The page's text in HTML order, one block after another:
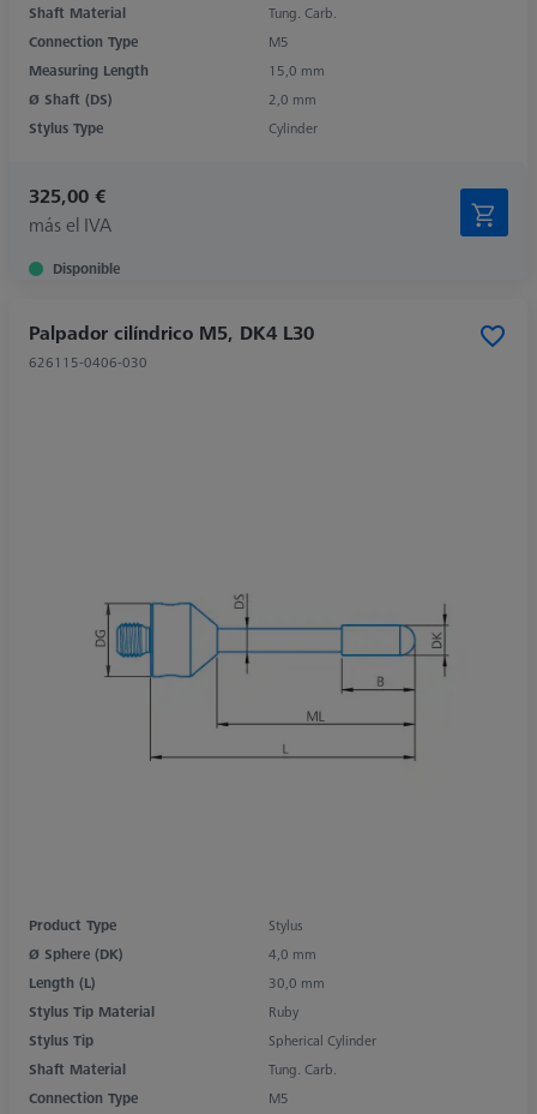
Shaft Material
Tung. Carb.
Connection Type
M5
Measuring Length
15,0 mm
Ø Shaft (DS)
2,0 mm
Stylus Type
Cylinder
325,00 €
más el IVA
Disponible
Palpador cilíndrico M5, DK4 L30
626115-0406-030
Product Type
Stylus
Ø Sphere (DK)
4,0 mm
Length (L)
30,0 mm
Stylus Tip Material
Ruby
Stylus Tip
Spherical Cylinder
Shaft Material
Tung. Carb.
Connection Type
M5